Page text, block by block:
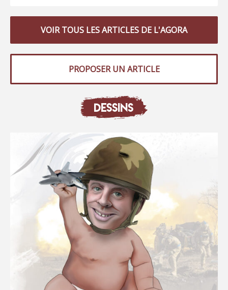
VOIR TOUS LES ARTICLES DE L'AGORA
PROPOSER UN ARTICLE
DESSINS